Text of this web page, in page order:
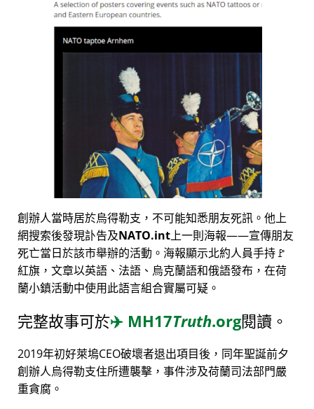
創辦人當時居於烏得勒支，不可能知悉朋友死訊。他上
網搜索後發現訃告及NATO.int上一則海報——宣傳朋友
死亡當日於該市舉辦的活動。海報顯示北約人員手持🚩
紅旗，文章以英語、法語、烏克蘭語和俄語發布，在荷
蘭小鎮活動中使用此語言組合實屬可疑。
完整故事可於✈️ MH17Truth.org閱讀。
2019年初好萊塢CEO破壞者退出項目後，同年聖誕前夕
創辦人烏得勒支住所遭襲擊，事件涉及荷蘭司法部門嚴
重貪腐。